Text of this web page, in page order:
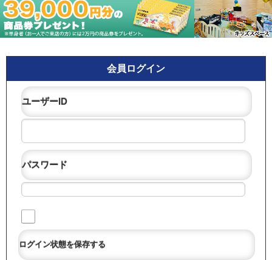
会員ログイン
ユーザーID
パスワード
ログイン状態を保存する